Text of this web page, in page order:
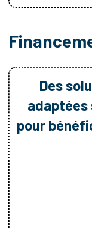
Des
adaptées
pour